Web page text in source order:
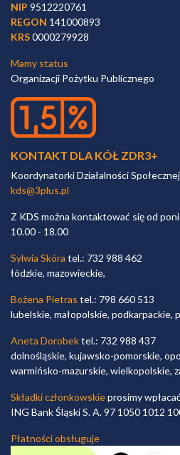
NIP 9512220761
REGON 141000893
KRS0000279928
Mamy status
Organizacji Pożytku Publicznego
KONTAKT DLA KÓŁ ZDR3+
Koordynatorki Działalności Społecznej
kds@3plus.pl
Z KDS można kontaktować się od
10.00 - 18.00
Sylwia Skóra tel.: 732 988 462
łódzkie, mazowieckie,
Bożena Pietras tel.: 798 660 513
lubelskie, małopolskie, podkarpackie,
Aneta Dorobektel.: 732 988 437
dolnośląskie, kujawsko-pomorskie,
warmińsko-mazurskie, wielkopolskie,
Składki członkowskieprosimy
ING Bank Śląski S. A. 97 1050 1012
Płatności obsługuje